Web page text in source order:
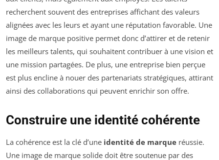
recherchent souvent des entreprises affichant des valeurs
alignées avec les leurs et ayant une réputation favorable. Une
image de marque positive permet donc d’attirer et de retenir
les meilleurs talents, qui souhaitent contribuer à une vision et
une mission partagées. De plus, une entreprise bien perçue
est plus encline à nouer des partenariats stratégiques, attirant
ainsi des collaborations qui peuvent enrichir son offre.
Construire une identité cohérente
La cohérence est la clé d’une identité de marque réussie.
Une image de marque solide doit être soutenue par des